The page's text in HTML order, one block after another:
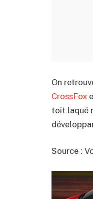
On
CrossFox
toit laqué
Source :